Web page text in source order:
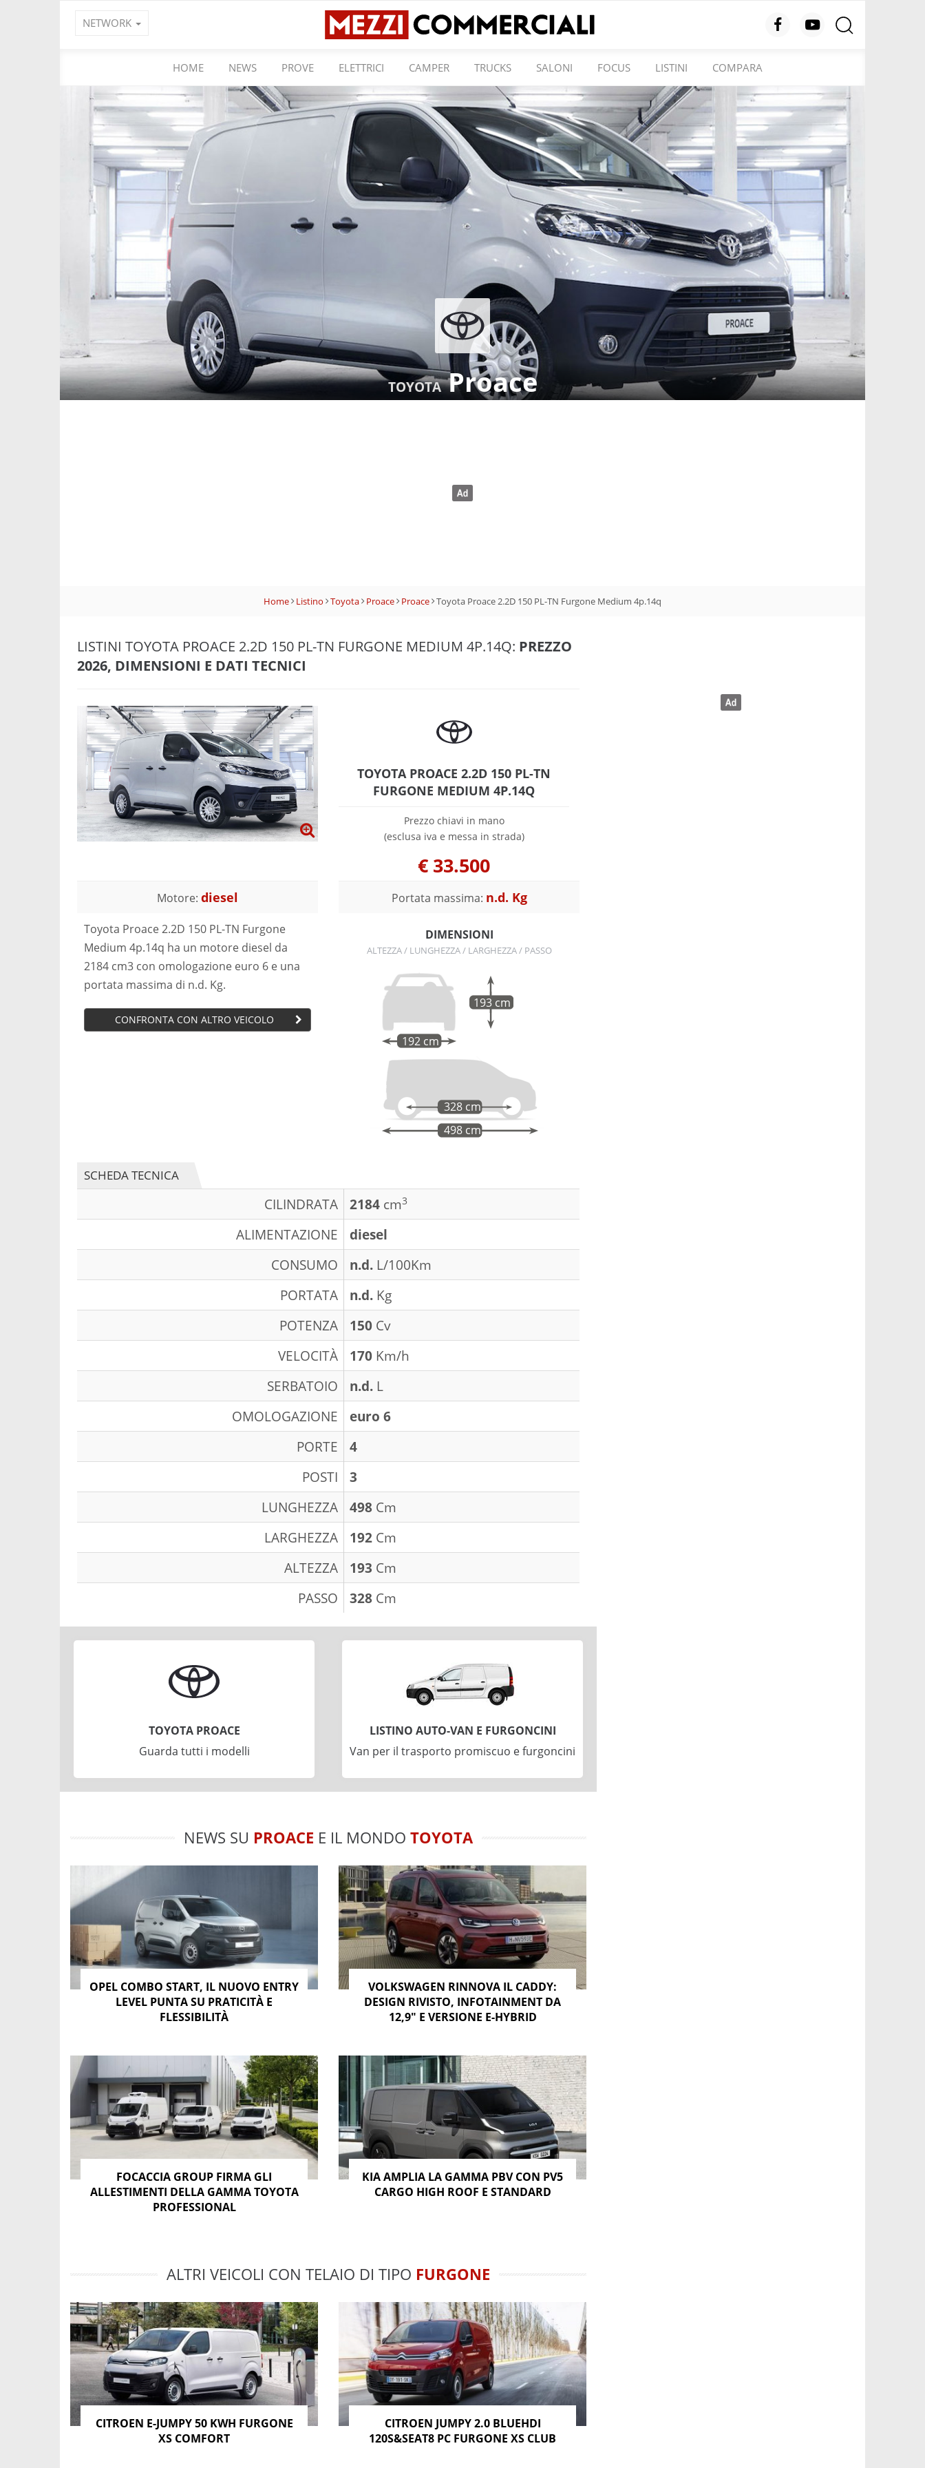
NETWORK
HOME NEWS PROVE ELETTRICI CAMPER TRUCKS SALONI FOCUS LISTINI COMPARA
TOYOTAProace
Home Listino Toyota Proace Proace Toyota Proace 2.2D 150 PL-TN Furgone Medium 4p.14q
LISTINI TOYOTA PROACE 2.2D 150 PL-TN FURGONE MEDIUM 4P.14Q: PREZZO
2026, DIMENSIONI E DATI TECNICI
TOYOTA PROACE 2.2D 150 PL-TN
FURGONE MEDIUM 4P.14Q
Prezzo chiavi in mano
(esclusa iva e messa in strada)
€ 33.500
Motore: diesel
Toyota Proace 2.2D 150 PL-TN Furgone
Medium 4p.14q ha un motore diesel da
2184 cm3 con omologazione euro 6 e una
portata massima di n.d. Kg.
CONFRONTA CON ALTRO VEICOLO
Portata massima: n.d. Kg
DIMENSIONI
ALTEZZA / LUNGHEZZA / LARGHEZZA / PASSO
192 cm
193 cm
498 cm
328 cm
SCHEDA TECNICA
CILINDRATA 2184 cm3
ALIMENTAZIONE
diesel
CONSUMO
n.d. L/100Km
PORTATA
n.d. Kg
POTENZA
150 Cv
VELOCITÀ
170 Km/h
SERBATOIO
n.d. L
OMOLOGAZIONE
euro 6
PORTE
4
POSTI
3
LUNGHEZZA
498 Cm
LARGHEZZA
192 Cm
ALTEZZA
193 Cm
PASSO
328 Cm
TOYOTA PROACE
Guarda tutti i modelli
LISTINO AUTO-VAN E FURGONCINI
Van per il trasporto promiscuo e furgoncini
NEWS SU PROACE E IL MONDO TOYOTA
OPEL COMBO START, IL NUOVO ENTRY
LEVEL PUNTA SU PRATICITÀ E
FLESSIBILITÀ
VOLKSWAGEN RINNOVA IL CADDY:
DESIGN RIVISTO, INFOTAINMENT DA
12,9″ E VERSIONE E-HYBRID
FOCACCIA GROUP FIRMA GLI
ALLESTIMENTI DELLA GAMMA TOYOTA
PROFESSIONAL
KIA AMPLIA LA GAMMA PBV CON PV5
CARGO HIGH ROOF E STANDARD
ALTRI VEICOLI CON TELAIO DI TIPO FURGONE
CITROEN E-JUMPY 50 KWH FURGONE
XS COMFORT
CITROEN JUMPY 2.0 BLUEHDI
120S&SEAT8 PC FURGONE XS CLUB